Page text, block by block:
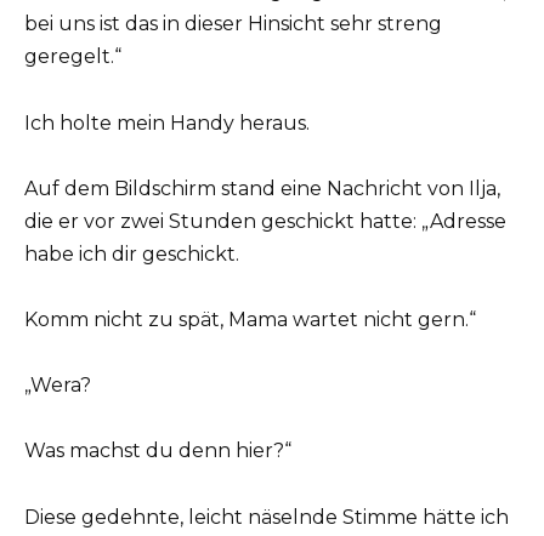
bei uns ist das in dieser Hinsicht sehr streng
geregelt.“
Ich holte mein Handy heraus.
Auf dem Bildschirm stand eine Nachricht von Ilja,
die er vor zwei Stunden geschickt hatte: „Adresse
habe ich dir geschickt.
Komm nicht zu spät, Mama wartet nicht gern.“
„Wera?
Was machst du denn hier?“
Diese gedehnte, leicht näselnde Stimme hätte ich